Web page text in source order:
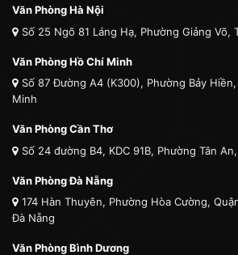
Văn Phòng Hà Nội
Số 25 Ngõ 81 Láng Hạ, Phường Giảng Võ,
Văn Phòng Hồ Chí Minh
Số 87 Đường A4 (K300), Phường Bảy
Minh
Văn Phòng Cần Thơ
Số 24 đường B4, KDC 91B, Phường Tân
Văn Phòng Đà Nẵng
174 Hàn Thuyên, Phường Hòa Cường,
Đà Nẵng
Văn Phòng Bình Dương